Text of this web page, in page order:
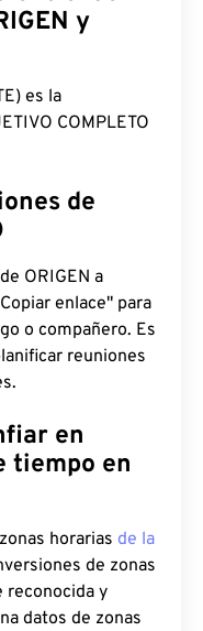
y
es la
COMPLETO
de
ORIGEN a
enlace" para
o compañero. Es
reuniones
en
tiempo en
horarias de la
de zonas
reconocida y
datos de zonas